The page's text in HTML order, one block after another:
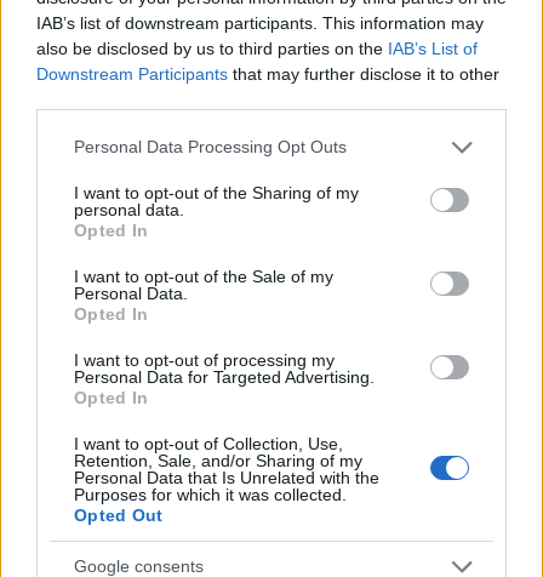
IAB’s list of downstream participants. This information may
also be disclosed by us to third parties on the IAB’s List of
Downstream Participants that may further disclose it to other
Please note that this website/app uses one or more Google
not limited to your visit or usage behaviour. You may click to
grant or deny consent to Google and its third-party tags to
use your data for below specified purposes in below Google
consent section.
Personal Data Processing Opt Outs
I want to opt-out of the Sharing of my
personal data.
Opted In
I want to opt-out of the Sale of my
Personal Data.
Opted In
I want to opt-out of processing my
Personal Data for Targeted Advertising.
Opted In
I want to opt-out of Collection, Use,
Retention, Sale, and/or Sharing of my
Personal Data that Is Unrelated with the
Purposes for which it was collected.
Opted Out
Google consents
El Atleti es el cuarto equipo que más puntos Comunio ha
sumado con 601 en total y el mejor en puntos por partido
con una media de 85,9 por encuentro. Además, es el
segundo equipo que permite menos puntos de sus rivales
El mejor jugador rojiblanco en los siete partidos que han
disputado es Joao Félix con 67, seguido de Oblak con 53 y
portugués también es el jugador del Atlético con más puntos
por partido (9,57), la mejor media de todo el juego. Hasta
Por su parte, el Barcelona es noveno en el ranking de
ellos una media de 55,5 puntos, tercera puntuación más
baja. Su mejor jugador es Messi con 58 puntos, seguido por
Ansu Fati con 52 y Sergi Roberto con 45. Sólo cinco
futbolistas culés figuran entre los 100 con más puntos, algo
inusual.